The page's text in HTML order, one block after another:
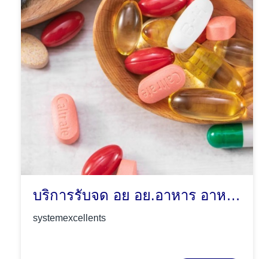
บริการรับจด อย อย.อาหาร อาหารเสริม เครื่องดื่ม เครื่องสำอาง
systemexcellents